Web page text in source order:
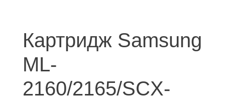
Картридж Samsung
ML-
2160/2165/SCX-